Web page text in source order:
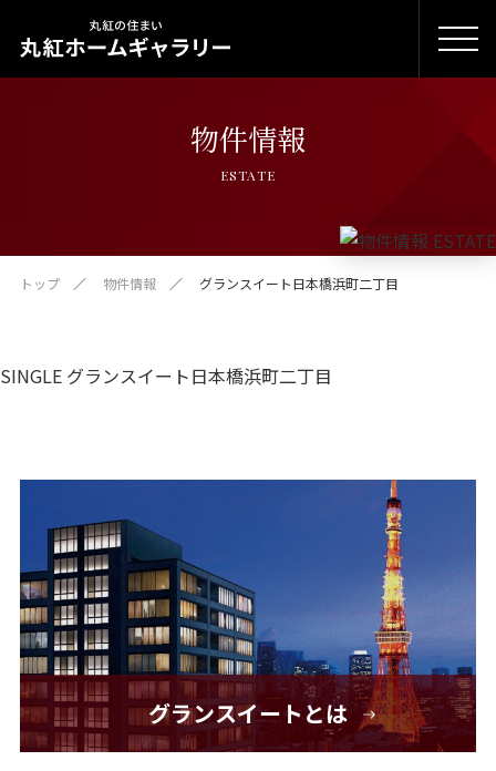
物件情報
ESTATE
トップ 物件情報 グランスイート日本橋浜町二丁目
SINGLE グランスイート日本橋浜町二丁目
グランスイートとは